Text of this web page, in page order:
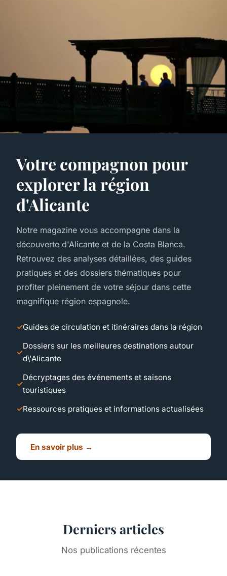
Votre compagnon pour
explorer la région
d'Alicante
Notre magazine vous accompagne dans la
découverte d'Alicante et de la Costa Blanca.
Retrouvez des analyses détaillées, des guides
pratiques et des dossiers thématiques pour
profiter pleinement de votre séjour dans cette
magnifique région espagnole.
Guides de circulation et itinéraires dans la région
Dossiers sur les meilleures destinations autour
d\'Alicante
Décryptages des événements et saisons
touristiques
Ressources pratiques et informations actualisées
En savoir plus →
Derniers articles
Nos publications récentes